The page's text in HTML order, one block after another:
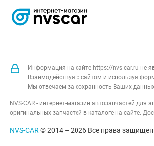
Информация на сайте https://nvs-car.ru не
Взаимодействуя с сайтом и используя
Мы отвечаем за сохранность Ваших
NVS-CAR - интернет-магазин автозапчастей
оригинальных запчастей в каталоге на сайте.
NVS-CAR© 2014 – 2026 Все права